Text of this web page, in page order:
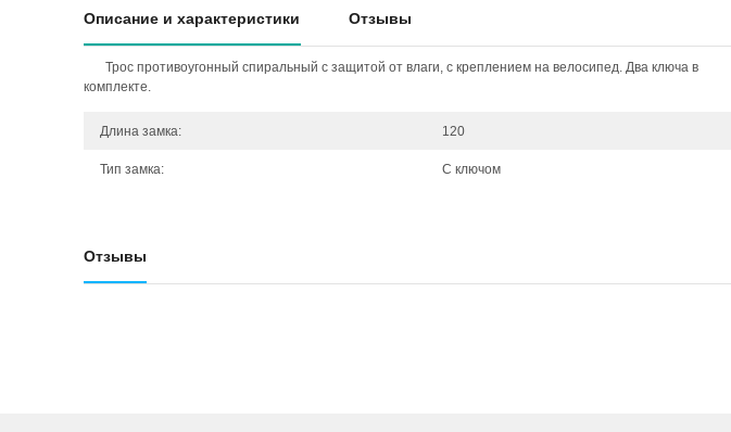
Описание и характеристики Отзывы
Трос противоугонный спиральный с защитой от влаги, с креплением на велосипед. Два ключа в
комплекте.
Длина замка: 120
Тип замка: С ключом
Отзывы